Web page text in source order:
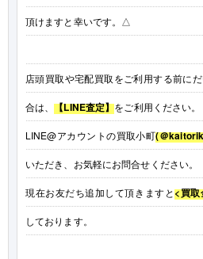
頂けますと幸いです。△
店頭買取や宅配買取をご利用する前に
合は、【LINE査定】をご利用ください。
LINE@アカウントの買取小町(＠
いただき、お気軽にお問合せください。
現在お友だち追加して頂きますと<買
しております。